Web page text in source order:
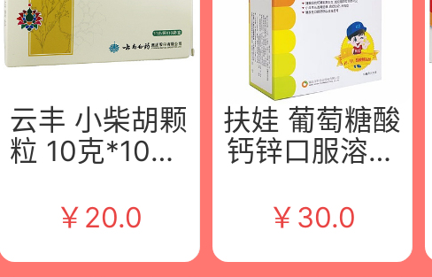
云丰 小柴胡颗
粒 10克*10袋/
团股份有限公
￥ 20.0
扶娃 葡萄糖酸
钙锌口服溶液
北午时药业股
￥ 30.0